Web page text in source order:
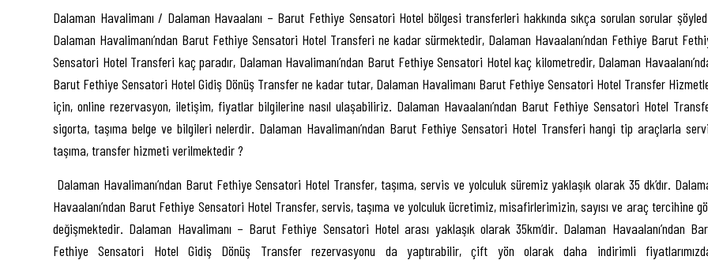
Dalaman Havalimanı / Dalaman Havaalanı – Barut Fethiye Sensatori Hotel bölgesi transferleri hakkında sıkça sorulan sorular
Dalaman Havalimanı’ndan Barut Fethiye Sensatori Hotel Transferi ne kadar sürmektedir, Dalaman Havaalanı’ndan Fethiye Barut
Sensatori Hotel Transferi kaç paradır, Dalaman Havalimanı’ndan Barut Fethiye Sensatori Hotel kaç kilometredir, Dalaman
Barut Fethiye Sensatori Hotel Gidiş Dönüş Transfer ne kadar tutar, Dalaman Havalimanı Barut Fethiye Sensatori Hotel Transfer
için, online rezervasyon, iletişim, fiyatlar bilgilerine nasıl ulaşabiliriz. Dalaman Havaalanı’ndan Barut Fethiye Sensatori Hotel
sigorta, taşıma belge ve bilgileri nelerdir. Dalaman Havalimanı’ndan Barut Fethiye Sensatori Hotel Transferi hangi tip araçlarla
taşıma, transfer hizmeti verilmektedir ?
Dalaman Havalimanı’ndan Barut Fethiye Sensatori Hotel Transfer, taşıma, servis ve yolculuk süremiz yaklaşık olarak 35 dk’dır.
Havaalanı’ndan Barut Fethiye Sensatori Hotel Transfer, servis, taşıma ve yolculuk ücretimiz, misafirlerimizin, sayısı ve araç tercihine
değişmektedir. Dalaman Havalimanı – Barut Fethiye Sensatori Hotel arası yaklaşık olarak 35km’dir. Dalaman Havaalanı’ndan
Fethiye Sensatori Hotel Gidiş Dönüş Transfer rezervasyonu da yaptırabilir, çift yön olarak daha indirimli